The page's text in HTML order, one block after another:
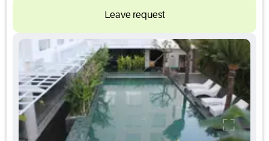
Leave request